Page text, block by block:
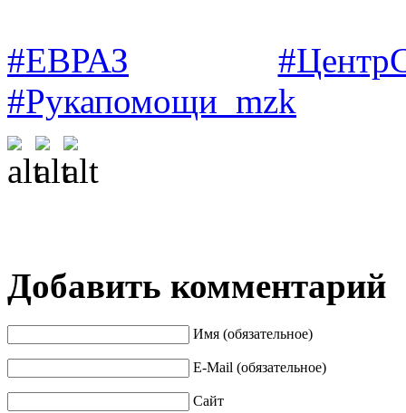
#ЕВРАЗ
#Рукапомощи_mzk
Добавить комментарий
Имя (обязательное)
E-Mail (обязательное)
Сайт